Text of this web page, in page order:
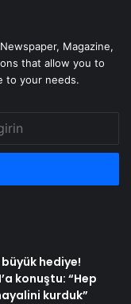
Magazine,
that allow you to
to your needs.
hediye!
konuştu: “Hep
kurduk”